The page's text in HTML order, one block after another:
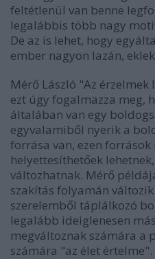
feltétlenül van benne
legalábbis több nagy
De az is lehet, hogy
ember nagyon lazán,
Mérő László "Az
ezt úgy fogalmazza meg,
általában van egy
egyvalamiből nyerik a
forrása van, ezen
helyettesíthetőek
változhatnak. Mérő
szakítás folyamán
szerelemből táplálkozó
legalább ideiglenesen
megváltoznak számára a
számára "az élet értelme".